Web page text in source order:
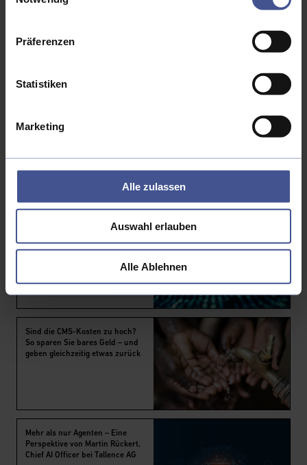
Präferenzen
Statistiken
Marketing
Alle zulassen
Auswahl erlauben
Alle Ablehnen
Die asymmetrische agentische
Vom Monolith zur Plattform
Wie moderne Digital Experience
Wettbewerbsvorteile schaffen
Sind die CMS-Kosten zu hoch?
So sparen Sie bares Geld – und
geben gleichzeitig etwas zurück
Mehr als nur Agenten – Eine
Perspektive von Martin Rückert,
Chief AI Officer bei Tallence AG